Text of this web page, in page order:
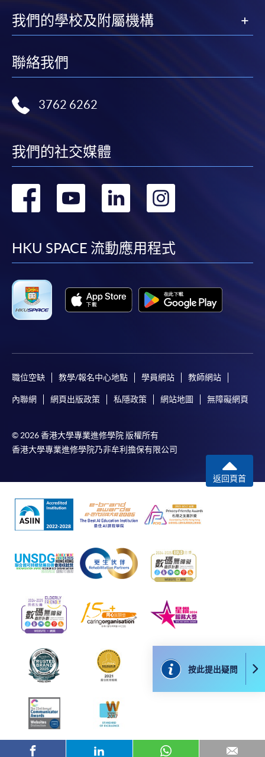
網上報名只支援「提早報讀優惠」。如需享用其他
統處理上為兩個不同的程序，成功付款並不保證成
功被獲取錄。任何不成功的申請，課程組職員將儘
在網上報名過程中，付款成功後，網頁將顯示付款
確認。另外，確認電子郵件亦會發送到 閣下的電
除特殊情況(例如課程因報名人數不足而被取消)及
法例規定外，一切已繳費用，概不退還。
取錄的證明。學院將在截止報名日期後儘快通知申
請者是否獲取錄。落選的申請人將獲退還已繳交的
本學院會力求在有關網頁上刊載的資訊正確和合時，但本學院
會保證下列各項：資訊並無侵犯版權，資訊可安全使用、資訊
本學院（包括其僱員及附屬機構）對你在網上付款而由下列原
因所導致的任何損失，一概不負責；上述原因包括：（1）由
付款銀行或獨立商戶因為付款的網關在處理付款的信用卡、付
失誤、延誤、中斷、中止、或限制（2）從付款的網關傳送而
來的任何信息或資訊中出現的疏忽、錯誤、誤差或遺漏；
誤；（4）任何由付款的網關引起或與付款的網關相關的原
因，包括未獲授權進入、資料傳送的改動、任何非法行為等。
以上中文本純作參考之用，如內容與英文版本有任何歧義，一
切以英文版本為準。
付款方法
1. 現金、「易辦事」（EPS）、微信支付
(WeChat Pay) 或支付寶(Alipay)
申請人可親臨學院任何一所報名中心，以現金、「易
（Alipay） 繳付學費。
按此提出疑問
折
我們的學校及附屬機構
聯絡我們
3762 6262
我們的社交媒體
轉
facebook
轉
youtube
轉
linkedin
轉
HKU SPACE 流動應用程式
職位空缺 教學/報名中心地點 學員網站 教師網站
內聯網 網頁出版政策 私隱政策 網站地圖 無障礙網頁
© 2026 香港大學專業進修學院 版權所有
香港大學專業進修學院乃非牟利擔保有限公司
返回頁首